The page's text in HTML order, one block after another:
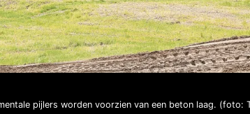
pijlers worden voorzien van een beton laag. (foto: